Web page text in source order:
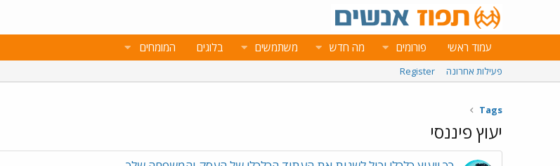
עמוד ראשי פורומים מה חדש משתמשים בלוגים המומחים
פעילות אחרונה Register
Tags
יעוץ פיננסי